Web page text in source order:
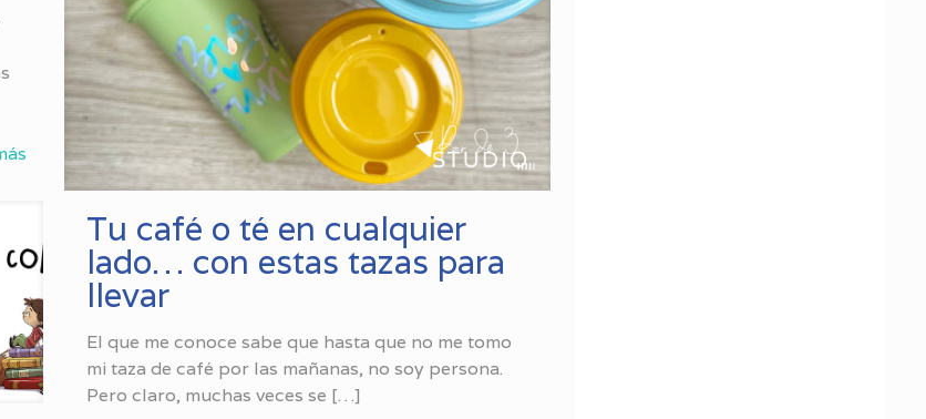
Tu café o té en cualquier
lado… con estas tazas para
llevar
El que me conoce sabe que hasta que no me tomo
mi taza de café por las mañanas, no soy persona.
Pero claro, muchas veces se […]